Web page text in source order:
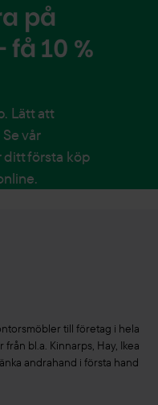
på
10 %
Lätt att
vår
ditt första köp
till företag i hela
bl.a. Kinnarps, Hay, Ikea
andrahand i första hand